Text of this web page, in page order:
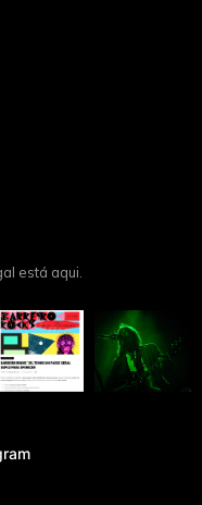
está aqui.